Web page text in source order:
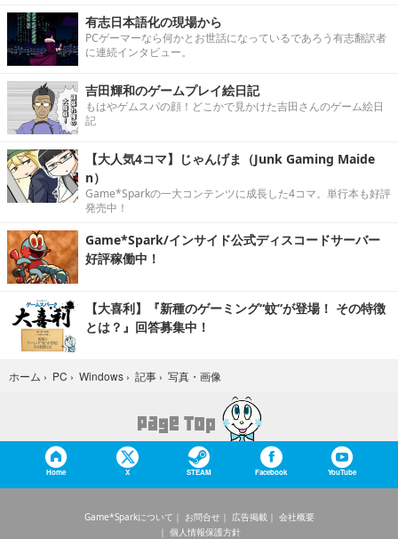
有志日本語化の現場から
PCゲーマーなら何かとお世話になっているであろう有志翻訳者
に連続インタビュー。
吉田輝和のゲームプレイ絵日記
もはやゲムスパの顔！どこかで見かけた吉田さんのゲーム絵日
記
【大人気4コマ】じゃんげま（Junk Gaming Maide
n）
Game*Sparkの一大コンテンツに成長した4コマ。単行本も好評
発売中！
Game*Spark/インサイド公式ディスコードサーバー
好評稼働中！
【大喜利】『新種のゲーミング“蚊”が登場！ その特徴
とは？』回答募集中！
ホーム › PC › Windows › 記事 › 写真・画像
Home X STEAM Facebook YouTube
Game*Sparkについて お問合せ 広告掲載
会社概要
個人情報保護方針